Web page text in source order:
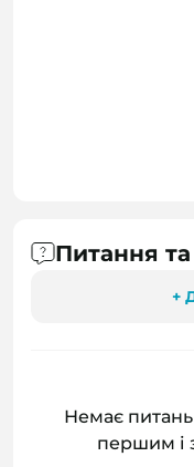
Питання та
+
Немає
першим і